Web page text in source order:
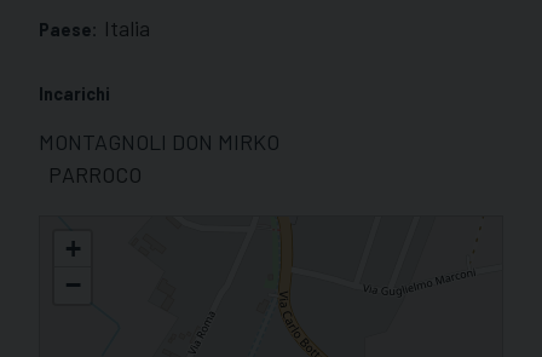
Paese: Italia
Incarichi
MONTAGNOLI DON MIRKO
PARROCO
S. GIORGIO MARTIRE (San Giorgio Lom.)
+
−